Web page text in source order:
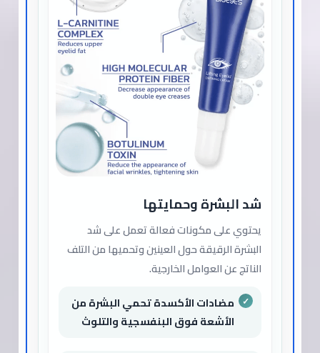
شد البشرة وحمايتها
يحتوي على مكونات فعالة تعمل على شد
البشرة الرقيقة حول العينين وتحميها من التلف
الناتج عن العوامل الخارجية.
مضادات الأكسدة تحمي البشرة من
الأشعة فوق البنفسجية والتلوث